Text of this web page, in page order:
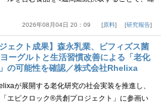
2026年08月04日 20：09 原料 研究報告
ジェクト成果】森永乳業、ビフィズス菌
ーグルトと生活習慣改善による「老化
の可能性を確認／株式会社Rhelixa
が展開する老化研究の社会実装を推進し、
エピクロック®共創プロジェクト」に参画い